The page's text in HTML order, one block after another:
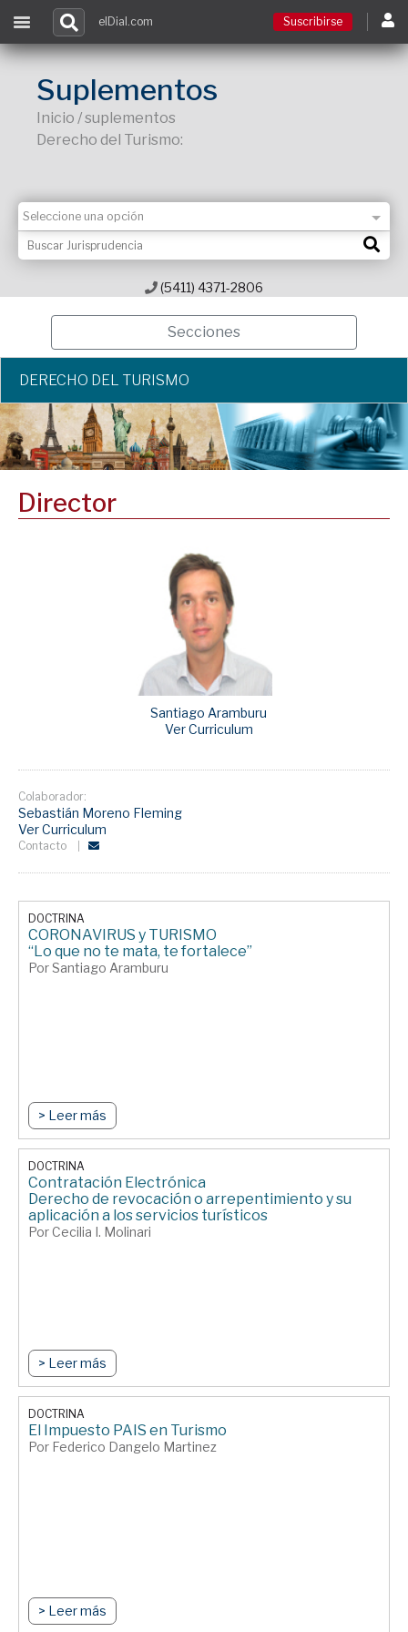
elDial.com Suscribirse
Suplementos
Inicio / suplementos
Derecho del Turismo:
(5411) 4371-2806
Secciones
DERECHO DEL TURISMO
Director
Santiago Aramburu
Ver Curriculum
Colaborador:
Sebastián Moreno Fleming
Ver Curriculum
Contacto
DOCTRINA
CORONAVIRUS y TURISMO
“Lo que no te mata, te fortalece”
Por Santiago Aramburu
> Leer más
DOCTRINA
Contratación Electrónica
Derecho de revocación o arrepentimiento y su
aplicación a los servicios turísticos
Por Cecilia I. Molinari
> Leer más
DOCTRINA
El Impuesto PAIS en Turismo
Por Federico Dangelo Martinez
> Leer más